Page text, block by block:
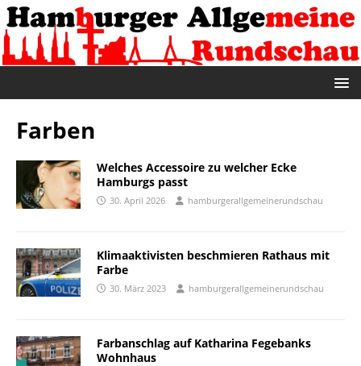
Farben
Welches Accessoire zu welcher Ecke
Hamburgs passt
30. April 2026 hamburgerallgemeinerundschau
Klimaaktivisten beschmieren Rathaus mit
Farbe
30. März 2023 hamburgerallgemeinerundschau
Farbanschlag auf Katharina Fegebanks
Wohnhaus